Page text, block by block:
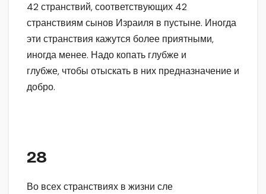
42 странствий, соответствующих 42
странствиям сынов Израиля в пустыне. Иногда
эти странствия кажутся более приятными,
иногда менее. Надо копать глубже и
глубже, чтобы отыскать в них предназначение и
добро.
28
Во всех странствиях в жизни сле